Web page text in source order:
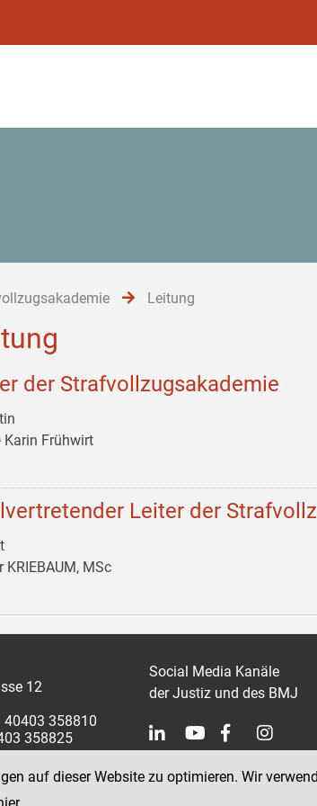
Leitung
der Strafvollzugsakademie
Karin Frühwirt
Leiter der
KRIEBAUM, MSc
12
40403 358810
358825
Social Media Kanäle
der Justiz und des BMJ
auf dieser Website zu optimieren. Wir